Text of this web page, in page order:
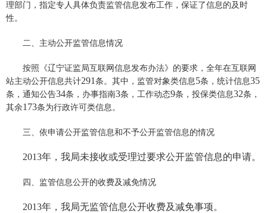
理部门，指定专人具体负责监管信息发布工作，保证了信息的及时
性。
二、主动公开监管信息情况
按照《辽宁证监局互联网信息发布办法》的要求，全年在互联网
站主动公开信息共计291条。其中，监管对象类信息5条，统计信息35
条，通知公告34条，办事指南3条，工作动态9条，投保类信息32条，
其余173条为行政许可类信息。
三、依申请公开监管信息和不予公开监管信息的情况
2013年，我局未接收或受理过要求公开监管信息的申请。
四、监管信息公开的收费及减免情况
2013年，我局无监管信息公开收费及减免事项。